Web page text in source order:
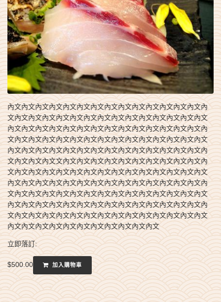
內文內文內文內文內文內文內文內文內文內文內文內文內文內文內
文內文內文內文內文內文內文內文內文內文內文內文內文內文內文
內文內文內文內文內文內文內文內文內文內文內文內文內文內文內
文內文內文內文內文內文內文內文內文內文內文內文內文內文內文
內文內文內文內文內文內文內文內文內文內文內文內文內文內文內
文內文內文內文文內文內文內文內文內文內文內文內文內文內文內
文內文內文內文內文內文內文內文內文內文內文內文內文內文內文
內文內文內文內文內文內文內文內文內文內文內文內文內文內文內
文內文內文內文內文內文內文內文內文內文內文內文內文內文內文
內文內文內文內文內文內文內文內文內文內文內文內文內文內文內
文內文內文內文內文內文內文內文內文內文內文內文內文內文內文
內文內文內文內文內文內文內文內文內文內文內文
立即落訂:
$500.00 加入購物車